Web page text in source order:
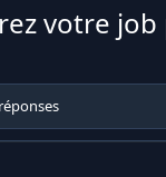
votre